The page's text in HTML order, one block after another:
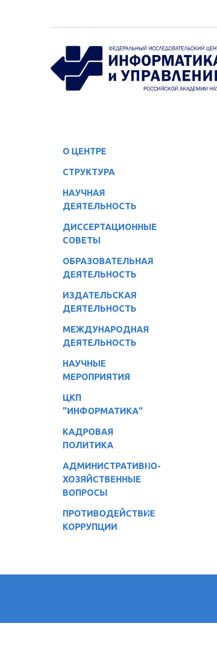
О ЦЕНТРЕ
СТРУКТУРА
НАУЧНАЯ
ДЕЯТЕЛЬНОСТЬ
ДИССЕРТАЦИОННЫЕ
СОВЕТЫ
ОБРАЗОВАТЕЛЬНАЯ
ДЕЯТЕЛЬНОСТЬ
ИЗДАТЕЛЬСКАЯ
ДЕЯТЕЛЬНОСТЬ
МЕЖДУНАРОДНАЯ
ДЕЯТЕЛЬНОСТЬ
НАУЧНЫЕ
МЕРОПРИЯТИЯ
ЦКП
"ИНФОРМАТИКА"
КАДРОВАЯ
ПОЛИТИКА
АДМИНИСТРАТИВНО-
ХОЗЯЙСТВЕННЫЕ
ВОПРОСЫ
ПРОТИВОДЕЙСТВИЕ
КОРРУПЦИИ